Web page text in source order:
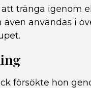
tränga igenom
användas i
försökte hon